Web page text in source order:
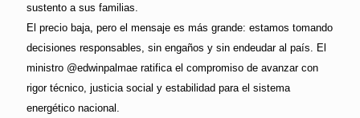
sustento a sus familias.
El precio baja, pero el mensaje es más grande: estamos tomando
decisiones responsables, sin engaños y sin endeudar al país. El
ministro @edwinpalmae ratifica el compromiso de avanzar con
rigor técnico, justicia social y estabilidad para el sistema
energético nacional.